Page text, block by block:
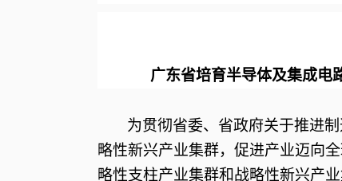
广东省培育半导体及集成电
为贯彻省委、省政府关于推进
略性新兴产业集群，促进产业迈向
略性支柱产业集群和战略性新兴产